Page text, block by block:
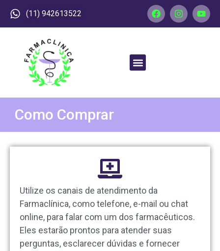
(11) 942613522
Como Comprar
Utilize os canais de atendimento da
Farmaclínica, como telefone, e-mail ou chat
online, para falar com um dos farmacêuticos.
Eles estarão prontos para atender suas
perguntas, esclarecer dúvidas e fornecer